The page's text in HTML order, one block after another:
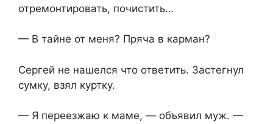
отремонтировать, почистить…
— В тайне от меня? Пряча в карман?
Сергей не нашелся что ответить. Застегнул
сумку, взял куртку.
— Я переезжаю к маме, — объявил муж. —